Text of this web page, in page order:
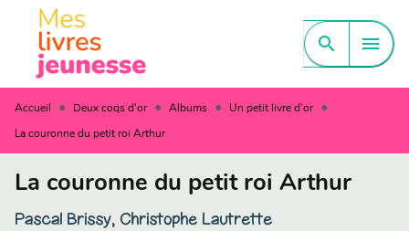
MENU CONTENU
PIED DE PAGE
search menu
Accueil • Deux coqs d'or • Albums • Un petit livre d'or •
La couronne du petit roi Arthur
La couronne du petit roi Arthur
Pascal Brissy, Christophe Lautrette